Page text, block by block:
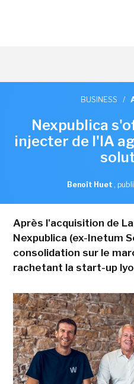
BUSINESS /
Nexpublica
injecter de l'IA
Benoît Huet ,
Après l'acquisition de
Nexpublica (ex-Inetum
consolidation sur le
rachetant la start-up